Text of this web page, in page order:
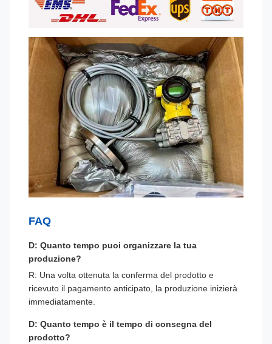
FAQ
D: Quanto tempo puoi organizzare la tua
produzione?
R: Una volta ottenuta la conferma del prodotto e
ricevuto il pagamento anticipato, la produzione inizierà
immediatamente.
D: Quanto tempo è il tempo di consegna del
prodotto?